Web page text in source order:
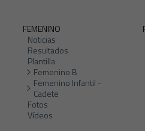
FEMENINO
Noticias
Resultados
Plantilla
Femenino B
Femenino Infantil -
Cadete
Fotos
Vídeos